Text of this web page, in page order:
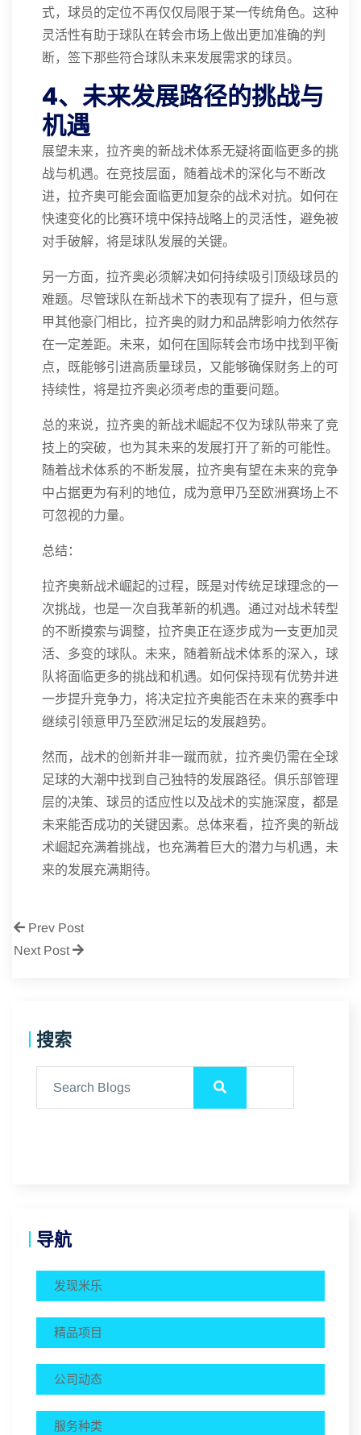
式，球员的定位不再仅仅局限于某一传统角色。这种
灵活性有助于球队在转会市场上做出更加准确的判
断，签下那些符合球队未来发展需求的球员。
4、未来发展路径的挑战与
机遇
展望未来，拉齐奥的新战术体系无疑将面临更多的挑
战与机遇。在竞技层面，随着战术的深化与不断改
进，拉齐奥可能会面临更加复杂的战术对抗。如何在
快速变化的比赛环境中保持战略上的灵活性，避免被
对手破解，将是球队发展的关键。
另一方面，拉齐奥必须解决如何持续吸引顶级球员的
难题。尽管球队在新战术下的表现有了提升，但与意
甲其他豪门相比，拉齐奥的财力和品牌影响力依然存
在一定差距。未来，如何在国际转会市场中找到平衡
点，既能够引进高质量球员，又能够确保财务上的可
持续性，将是拉齐奥必须考虑的重要问题。
总的来说，拉齐奥的新战术崛起不仅为球队带来了竞
技上的突破，也为其未来的发展打开了新的可能性。
随着战术体系的不断发展，拉齐奥有望在未来的竞争
中占据更为有利的地位，成为意甲乃至欧洲赛场上不
可忽视的力量。
总结：
拉齐奥新战术崛起的过程，既是对传统足球理念的一
次挑战，也是一次自我革新的机遇。通过对战术转型
的不断摸索与调整，拉齐奥正在逐步成为一支更加灵
活、多变的球队。未来，随着新战术体系的深入，球
队将面临更多的挑战和机遇。如何保持现有优势并进
一步提升竞争力，将决定拉齐奥能否在未来的赛季中
继续引领意甲乃至欧洲足坛的发展趋势。
然而，战术的创新并非一蹴而就，拉齐奥仍需在全球
足球的大潮中找到自己独特的发展路径。俱乐部管理
层的决策、球员的适应性以及战术的实施深度，都是
未来能否成功的关键因素。总体来看，拉齐奥的新战
术崛起充满着挑战，也充满着巨大的潜力与机遇，未
来的发展充满期待。
Prev Post
Next Post
搜索
导航
发现米乐
精品项目
公司动态
服务种类